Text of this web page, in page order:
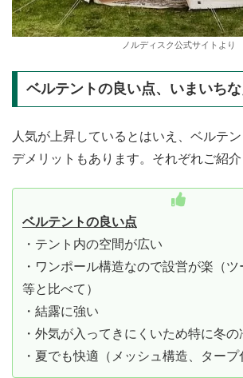
ノルディスク公式サイトより
ベルテントの良い点、いまいち
人気が上昇しているとはいえ、ベルテ
デメリットもあります。それぞれご紹介
ベルテントの良い点
・テント内の空間が広い
・ワンポール構造なので設営が楽（ツ
等と比べて）
・結露に強い
・外気が入ってきにくいため特に冬
・夏でも快適（メッシュ構造、タープ